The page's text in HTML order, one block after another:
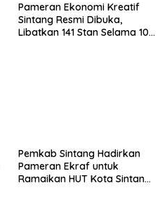
Pameran Ekonomi Kreatif
Sintang Resmi Dibuka,
Libatkan 141 Stan Selama 10
Pemkab Sintang Hadirkan
Pameran Ekraf untuk
Ramaikan HUT Kota Sintang